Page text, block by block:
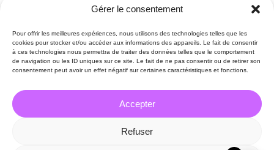
Gérer le consentement
Pour offrir les meilleures expériences, nous utilisons des technologies telles que les
cookies pour stocker et/ou accéder aux informations des appareils. Le fait de consentir
à ces technologies nous permettra de traiter des données telles que le comportement
de navigation ou les ID uniques sur ce site. Le fait de ne pas consentir ou de retirer son
consentement peut avoir un effet négatif sur certaines caractéristiques et fonctions.
Accepter
Refuser
Politique de confidentialité